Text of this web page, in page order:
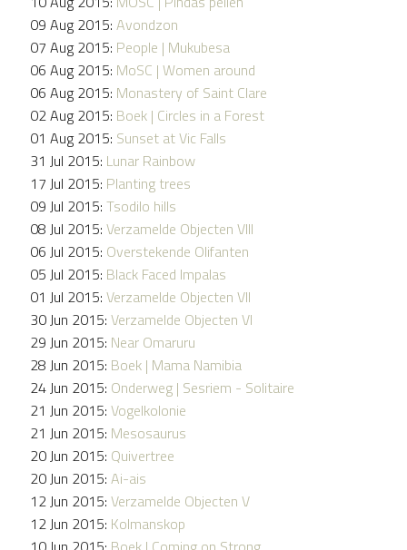
09 Aug 2015: Avondzon
07 Aug 2015: People | Mukubesa
06 Aug 2015: MoSC | Women around
06 Aug 2015: Monastery of Saint Clare
02 Aug 2015: Boek | Circles in a Forest
01 Aug 2015: Sunset at Vic Falls
31 Jul 2015: Lunar Rainbow
17 Jul 2015: Planting trees
09 Jul 2015: Tsodilo hills
08 Jul 2015: Verzamelde Objecten VIII
06 Jul 2015: Overstekende Olifanten
05 Jul 2015: Black Faced Impalas
01 Jul 2015: Verzamelde Objecten VII
30 Jun 2015: Verzamelde Objecten VI
29 Jun 2015: Near Omaruru
28 Jun 2015: Boek | Mama Namibia
24 Jun 2015: Onderweg | Sesriem - Solitaire
21 Jun 2015: Vogelkolonie
21 Jun 2015: Mesosaurus
20 Jun 2015: Quivertree
20 Jun 2015: Ai-ais
12 Jun 2015: Verzamelde Objecten V
12 Jun 2015: Kolmanskop